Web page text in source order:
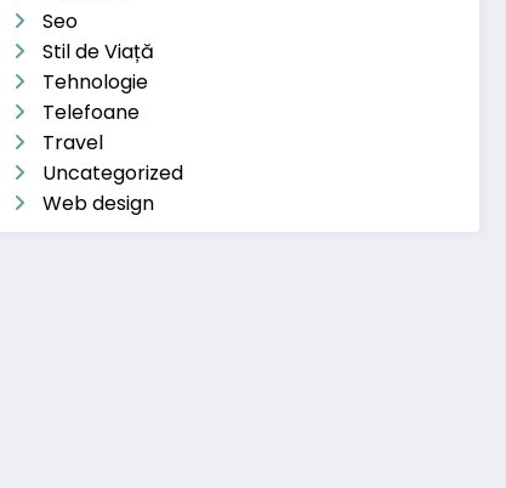
Seo
Stil de Viață
Tehnologie
Telefoane
Travel
Uncategorized
Web design